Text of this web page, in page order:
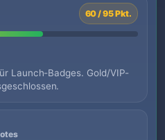
60 / 95 Pkt.
Launch-Badges. Gold/VIP-